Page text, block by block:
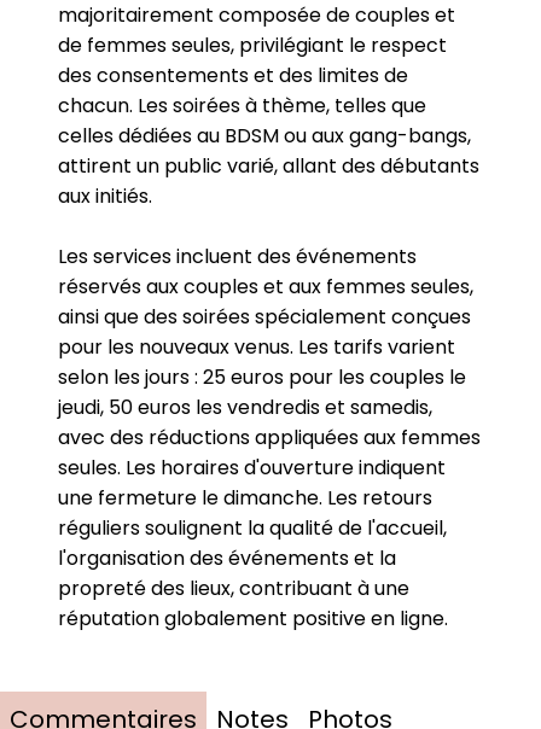
majoritairement composée de couples et
de femmes seules, privilégiant le respect
des consentements et des limites de
chacun. Les soirées à thème, telles que
celles dédiées au BDSM ou aux gang-bangs,
attirent un public varié, allant des débutants
aux initiés.
Les services incluent des événements
réservés aux couples et aux femmes seules,
ainsi que des soirées spécialement conçues
pour les nouveaux venus. Les tarifs varient
selon les jours : 25 euros pour les couples le
jeudi, 50 euros les vendredis et samedis,
avec des réductions appliquées aux femmes
seules. Les horaires d'ouverture indiquent
une fermeture le dimanche. Les retours
réguliers soulignent la qualité de l'accueil,
l'organisation des événements et la
propreté des lieux, contribuant à une
réputation globalement positive en ligne.
Commentaires Notes Photos